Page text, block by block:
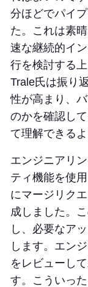
分ほどでパイ
た。これは素
速な継続的イ
行を検討する
Trale氏は振り
性が高まり、
のかを確認し
て理解できる
エンジニアリ
ティ機能を使
にマージリク
成しました。
し、必要なア
します。エン
をレビューし
す。こういっ